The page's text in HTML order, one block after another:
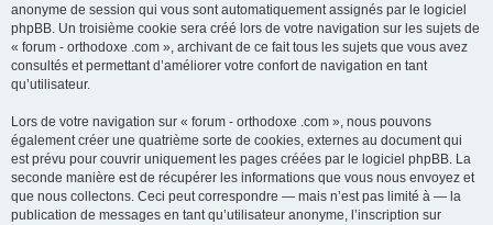
anonyme de session qui vous sont automatiquement assignés par le logiciel
phpBB. Un troisième cookie sera créé lors de votre navigation sur les sujets de
« forum - orthodoxe .com », archivant de ce fait tous les sujets que vous avez
consultés et permettant d’améliorer votre confort de navigation en tant
qu’utilisateur.
Lors de votre navigation sur « forum - orthodoxe .com », nous pouvons
également créer une quatrième sorte de cookies, externes au document qui
est prévu pour couvrir uniquement les pages créées par le logiciel phpBB. La
seconde manière est de récupérer les informations que vous nous envoyez et
que nous collectons. Ceci peut correspondre — mais n’est pas limité à — la
publication de messages en tant qu’utilisateur anonyme, l’inscription sur